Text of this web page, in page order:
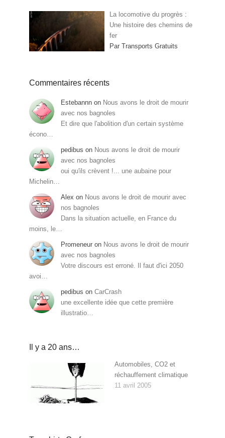
La locomotive du progrès :
Une histoire des chemins de
fer
Par Transports Gratuits
Commentaires récents
Estebannn on Nous avons le droit de mourir
avec nos bagnoles
Et dire que l'abolition d'un certain système
écono…
pedibus on Nous avons le droit de mourir
avec nos bagnoles
oui qu'ils crèvent !... une aubaine pour
Michelin…
Alex on Nous avons le droit de mourir avec
nos bagnoles
Dans la situation actuelle, en France du
moins, le…
Promeneur on Nous avons le droit de mourir
avec nos bagnoles
Votre discours est erroné. Il faut d'ici 2050
avoi…
pedibus on CarCrash
une excellente idée que cette première
illustratio…
Il y a 20 ans…
Automobiles, CO2 et
réchauffement climatique
11 avril 2005